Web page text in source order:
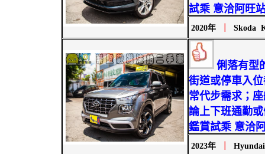
試乘 意洽阿旺
2020年 Skoda
俐落有型
街道或停車入
常代步需求；
論上下班通勤
鑑賞試乘 意洽
2023年